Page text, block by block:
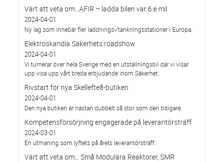
Värt att veta om...AFIR – ladda bilen var 6:e mil
2024-04-01
Ny lag som innebär fler laddnings-/tankningsstationer i Europa.
Elektroskandia Säkerhets roadshow
2024-04-01
Vi turnerar över hela Sverige med en utställningsbil där vi visar
upp visa upp vårt breda erbjudande inom Säkerhet.
Rivstart för nya Skellefteå-butiken
2024-04-01
Den nya butiken är nästan dubbelt så stor som den tidigare.
Kompetensförsörjning engagerade på leverantörsträff
2024-03-01
En utmaning som lyftets på årets leverantörsträff.
Värt att veta om... Små Modulära Reaktorer, SMR